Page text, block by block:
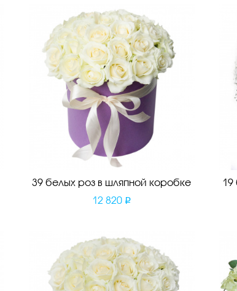
39 белых роз в шляпной коробке
12 820
19